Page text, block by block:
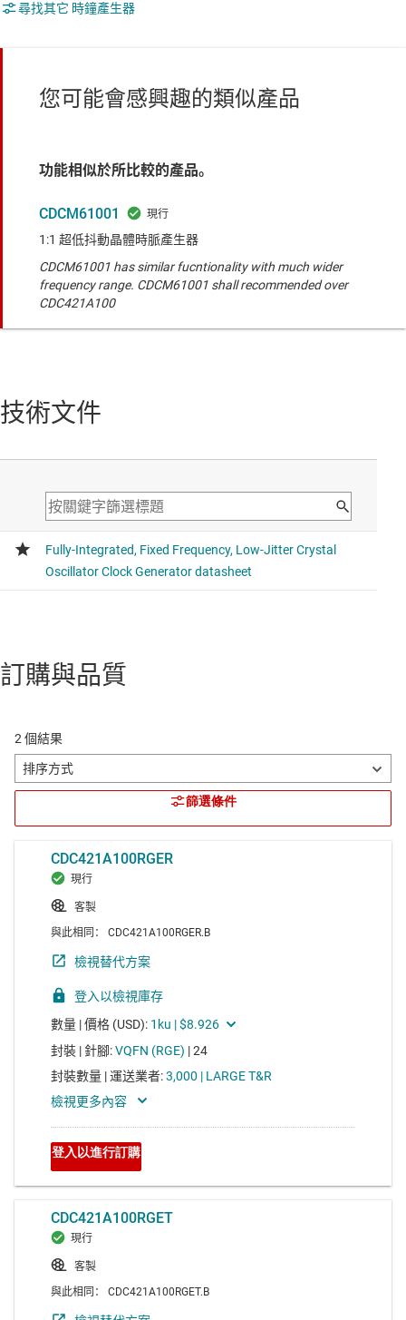
尋找其它 時鐘產生器
您可能會感興趣的類似產品
功能相似於所比較的產品。
CDCM61001
1:1 超低抖動晶體時脈產生器
CDCM61001 has similar fucntionality with much wider
frequency range. CDCM61001 shall recommended over
CDC421A100
技術文件
訂購與品質